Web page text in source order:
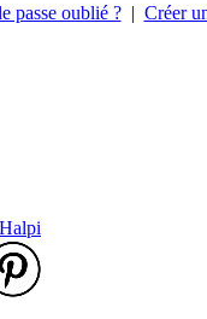
passe oublié ?| Créer
Halpi